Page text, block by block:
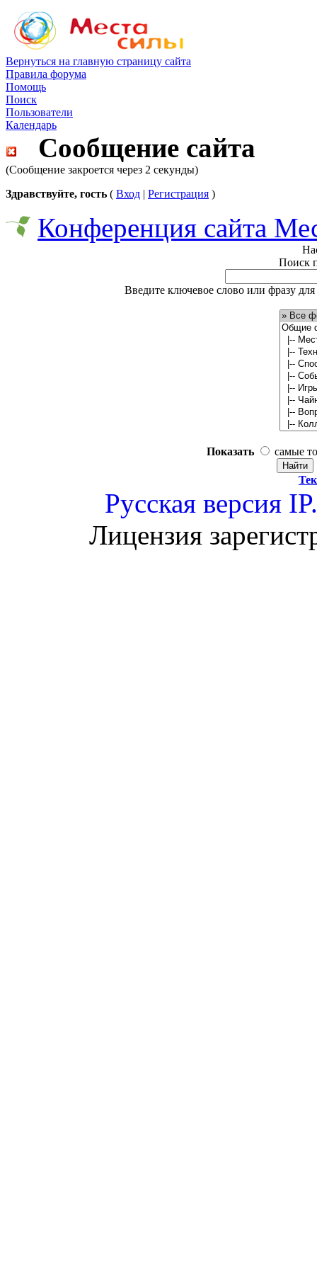
Вернуться на главную страницу сайта
Правила форума
Помощь
Поиск
Пользователи
Календарь
Сообщение сайта
(Сообщение закроется через 2 секунды)
Здравствуйте, гость ( Вход | Регистрация )
Конференция сайта
Поиск
Введите ключевое слово или фразу
Показать самые
Русская версия
Лицензия